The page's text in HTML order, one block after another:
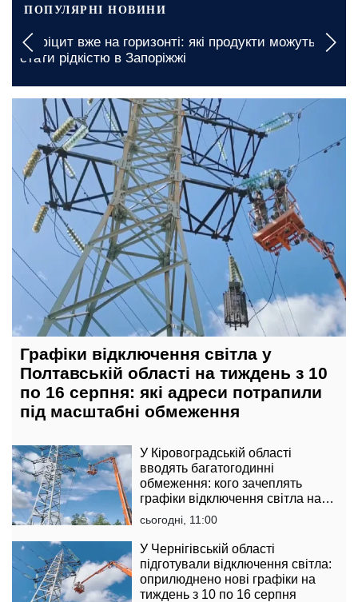
ПОПУЛЯРНІ НОВИНИ
можуть
«Це загроза всім демократіям»: експерт
попередив про можливе залучення
північнокорейців у війну
сьогодні, 12:00
Графіки відключення світла у
Полтавській області на тиждень з 10
по 16 серпня: які адреси потрапили
під масштабні обмеження
У Кіровоградській області
вводять багатогодинні
обмеження: кого зачеплять
графіки відключення світла на
тиждень з 10 по 16 серпня
сьогодні, 11:00
У Чернігівській області
підготували відключення світла:
оприлюднено нові графіки на
тиждень з 10 по 16 серпня